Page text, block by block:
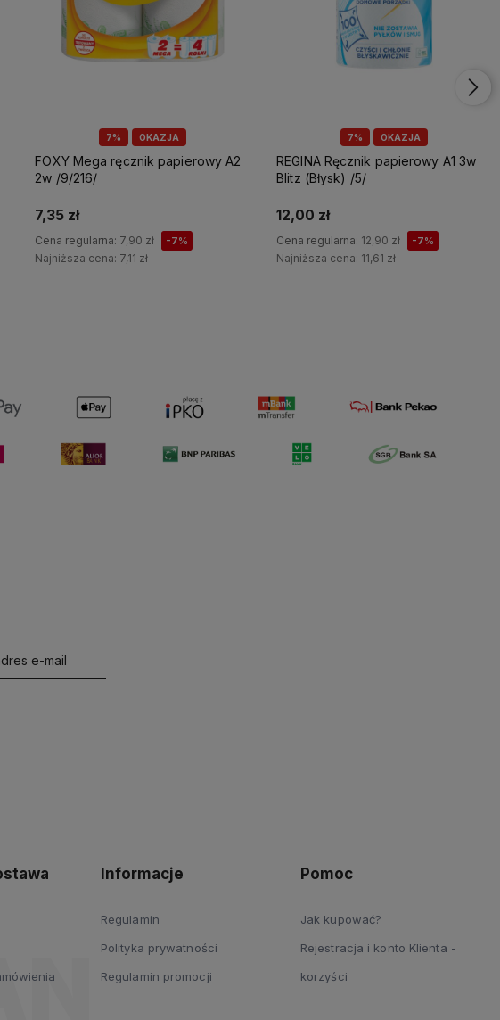
7% OKAZJA
FOXY Mega ręcznik papierowy A2
2w /9/216/
7,35 zł
Cena regularna: 7,90 zł -7%
Najniższa cena:7,11 zł
7% OKAZJA
REGINA Ręcznik papierowy A1 3w
Blitz (Błysk) /5/
12,00 zł
Cena regularna: 12,90 zł -7%
Najniższa cena:11,61 zł
e-mail
Informacje
Regulamin
Polityka prywatności
Regulamin promocji
Pomoc
Jak kupować?
Rejestracja i konto Klienta -
korzyści